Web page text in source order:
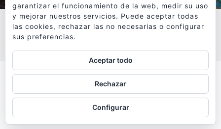
VER MÁS
Todos los textos y fotografías de
www.viajesyfotografia.comson propiedad de su autor
y están protegidos por © Copyright
garantizar el funcionamiento de la web, medir su uso
y mejorar nuestros servicios. Puede aceptar todas
las cookies, rechazar las no necesarias o configurar
sus preferencias.
Aceptar todo
Rechazar
Configurar